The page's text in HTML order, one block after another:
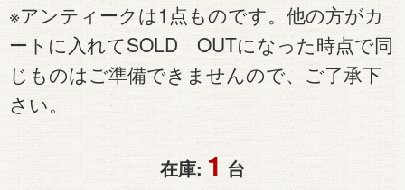
※アンティークは1点ものです。他の方がカ
ートに入れてSOLD OUTになった時点で同
じものはご準備できませんので、ご了承下
さい。
在庫: 1 台